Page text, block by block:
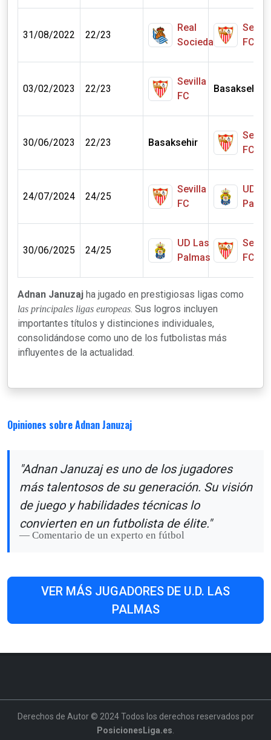
31/08/2022 22/23
Real
Sociedad
Sevilla
FC
03/02/2023 22/23
Sevilla
FC
Basaksehir
30/06/2023 22/23 Basaksehir
Sevilla
FC
24/07/2024 24/25
Sevilla
FC
UD
30/06/2025 24/25
UD Las
Palmas
Sevilla
FC
Adnan Januzaj ha jugado en prestigiosas ligas como
las principales ligas europeas. Sus logros incluyen
importantes títulos y distinciones individuales,
consolidándose como uno de los futbolistas más
influyentes de la actualidad.
Opiniones sobre Adnan Januzaj
"Adnan Januzaj es uno de los jugadores
más talentosos de su generación. Su visión
de juego y habilidades técnicas lo
convierten en un futbolista de élite."
Comentario de un experto en fútbol
VER MÁS JUGADORES DE U.D. LAS
PALMAS
Derechos de Autor © 2024 Todos los derechos reservados por
PosicionesLiga.es.